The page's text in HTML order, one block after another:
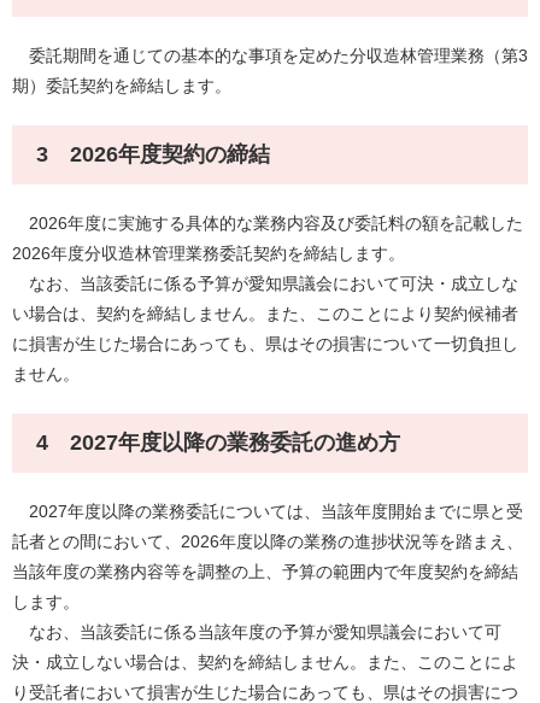
委託期間を通じての基本的な事項を定めた分収造林管理業務（第3
期）委託契約を締結します。
3 2026年度契約の締結
2026年度に実施する具体的な業務内容及び委託料の額を記載した
2026年度分収造林管理業務委託契約を締結します。
なお、当該委託に係る予算が愛知県議会において可決・成立しな
い場合は、契約を締結しません。また、このことにより契約候補者
に損害が生じた場合にあっても、県はその損害について一切負担し
ません。
4 2027年度以降の業務委託の進め方
2027年度以降の業務委託については、当該年度開始までに県と受
託者との間において、2026年度以降の業務の進捗状況等を踏まえ、
当該年度の業務内容等を調整の上、予算の範囲内で年度契約を締結
します。
なお、当該委託に係る当該年度の予算が愛知県議会において可
決・成立しない場合は、契約を締結しません。また、このことによ
り受託者において損害が生じた場合にあっても、県はその損害につ